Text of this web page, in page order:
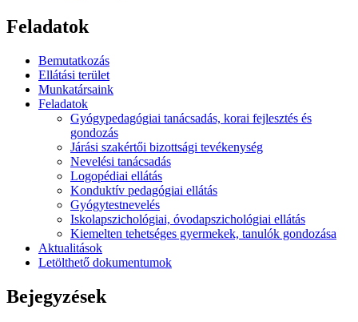
Feladatok
Bemutatkozás
Ellátási terület
Munkatársaink
Feladatok
Gyógypedagógiai tanácsadás, korai fejlesztés és
gondozás
Járási szakértői bizottsági tevékenység
Nevelési tanácsadás
Logopédiai ellátás
Konduktív pedagógiai ellátás
Gyógytestnevelés
Iskolapszichológiai, óvodapszichológiai ellátás
Kiemelten tehetséges gyermekek, tanulók gondozása
Aktualitások
Letölthető dokumentumok
Bejegyzések